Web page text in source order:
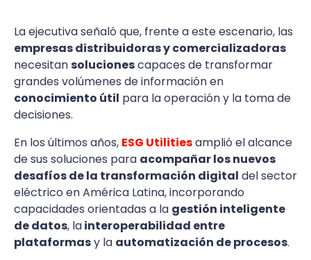
La ejecutiva señaló que, frente a este escenario, las
empresas distribuidoras y comercializadoras
necesitansolucionescapaces de transformar
grandes volúmenes de información en
conocimiento útil para la operación y la toma de
decisiones.
En los últimos años, ESG Utilitiesamplió el alcance
de sus soluciones para acompañar los nuevos
desafíos de la transformación digital del sector
eléctrico en América Latina, incorporando
capacidades orientadas a la gestión inteligente
de datos, lainteroperabilidad entre
plataformasy la automatización de procesos.